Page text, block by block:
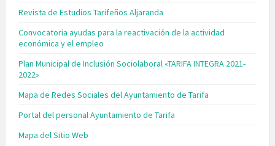
Revista de Estudios Tarifeños Aljaranda
Convocatoria ayudas para la reactivación de la actividad
económica y el empleo
Plan Municipal de Inclusión Sociolaboral «TARIFA INTEGRA 2021-
2022»
Mapa de Redes Sociales del Ayuntamiento de Tarifa
Portal del personal Ayuntamiento de Tarifa
Mapa del Sitio Web